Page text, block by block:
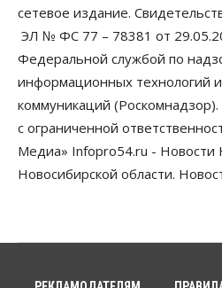
10 Августа 2026, 11:15
ПСБ нарастил объемы
Новосибирской области
Власть Недвижимость
В Минстрое НСО объяснили,
завершать долгострой на
10 Августа 2026, 11:00
сетевое издание.
ЭЛ № ФС 77 – 78381 от
Федеральной службой по
информационных технологий
коммуникаций
с ограниченной
Медиа» Infopro54.ru - Новости
Новосибирской области.